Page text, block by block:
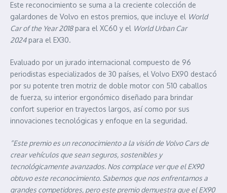
Este reconocimiento se suma a la creciente colección de
galardones de Volvo en estos premios, que incluye el World
Car of the Year 2018para el XC60 y el World Urban Car
2024para el EX30.
Evaluado por un jurado internacional compuesto de 96
periodistas especializados de 30 países, el Volvo EX90 destacó
por su potente tren motriz de doble motor con 510 caballos
de fuerza, su interior ergonómico diseñado para brindar
confort superior en trayectos largos, así como por sus
innovaciones tecnológicas y enfoque en la seguridad.
“Este premio es un reconocimiento a la visión de Volvo Cars de
crear vehículos que sean seguros, sostenibles y
tecnológicamente avanzados. Nos complace ver que el EX90
obtuvo este reconocimiento. Sabemos que nos enfrentamos a
grandes competidores, pero este premio demuestra que el EX90